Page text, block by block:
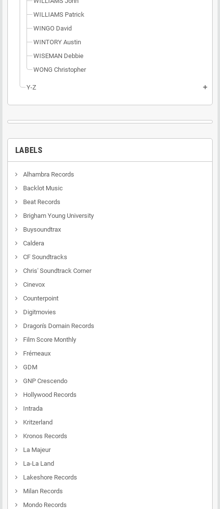
WILLIAMS Patrick
WINGO David
WINTORY Austin
WISEMAN Debbie
WONG Christopher
Y-Z add
LABELS
Alhambra Records
Backlot Music
Beat Records
Brigham Young University
Buysoundtrax
Caldera
CF Soundtracks
Chris' Soundtrack Corner
Cinevox
Counterpoint
Digitmovies
Dragon's Domain Records
Film Score Monthly
Frémeaux
GDM
GNP Crescendo
Hollywood Records
Intrada
Kritzerland
Kronos Records
La Majeur
La-La Land
Lakeshore Records
Milan Records
Mondo Records